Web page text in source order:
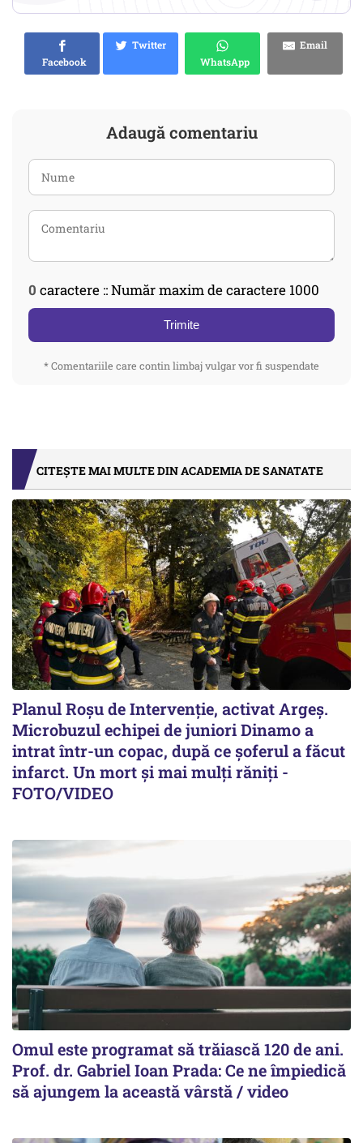
Facebook
Twitter
WhatsApp
Email
Adaugă comentariu
0 caractere :: Număr maxim de caractere 1000
Trimite
* Comentariile care contin limbaj vulgar vor fi suspendate
CITEȘTE MAI MULTE DIN ACADEMIA DE SANATATE
Planul Roşu de Intervenţie, activat Argeş.
Microbuzul echipei de juniori Dinamo a
intrat într-un copac, după ce șoferul a făcut
infarct. Un mort și mai mulți răniți -
FOTO/VIDEO
Omul este programat să trăiască 120 de ani.
Prof. dr. Gabriel Ioan Prada: Ce ne împiedică
să ajungem la această vârstă / video